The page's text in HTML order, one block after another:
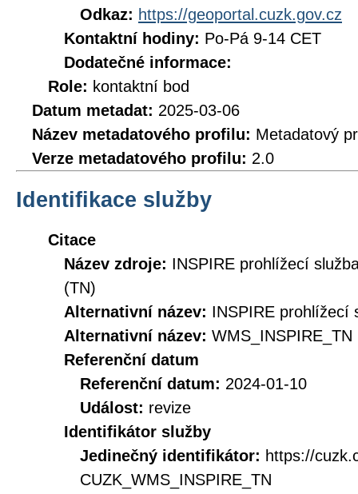
Odkaz: https://geoportal.cuzk.gov.cz
Kontaktní hodiny: Po-Pá 9-14 CET
Dodatečné informace:
Role: kontaktní bod
Datum metadat: 2025-03-06
Název metadatového profilu: Metadatový
Verze metadatového profilu: 2.0
Identifikace služby
Citace
Název zdroje: INSPIRE prohlížecí
(TN)
Alternativní název: INSPIRE prohlížecí
Alternativní název: WMS_INSPIRE_TN
Referenční datum
Referenční datum: 2024-01-10
Událost: revize
Identifikátor služby
Jedinečný identifikátor: https://
CUZK_WMS_INSPIRE_TN